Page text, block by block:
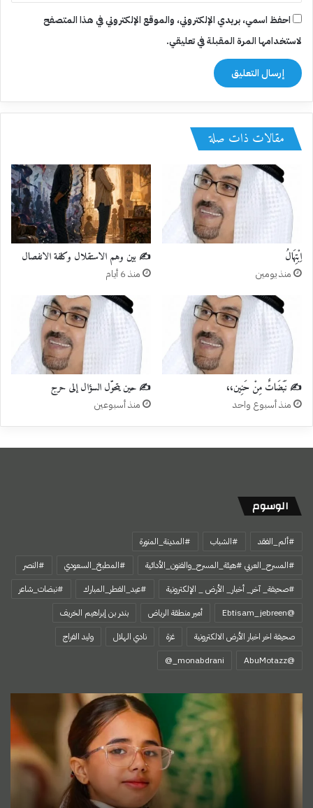
احفظ اسمي، بريدي الإلكتروني، والموقع الإلكتروني في هذا المتصفح
لاستخدامها المرة المقبلة في تعليقي.
مقالات ذات صلة
اِبْتِهَالُ
منذ يومين
✍️ بين وهم الاستقلال وكلفة الانفصال
منذ 6 أيام
✍️ نَبَضَاتٌ مِنْ حَنِين،،
منذ أسبوع واحد
✍️ حين يتحوّل السؤال إلى حرج
منذ أسبوعين
الوسوم
#ألم_الفقد #الشباب
#المدينة_المنورة
#المسرح_العربي #هيئة_المسرح_والفنون_الأدائية
#المطبخ_السعودي
#النصر
#صحيفة_ آخر_ أخبار_ الأرض _ الإلكترونية
#عيد_الفطر_المبارك
#نبضات_شاعر
@Ebtisam_jebreen
أمير منطقة الرياض
بندر بن إبراهيم الخريف
صحيفة اخر اخبار الأرض الالكترونية
غزة نادي الهلال
وليد الفراج
‏@AbuMotazz
هنا